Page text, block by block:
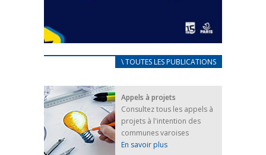
CARNET D’ACCUEIL
25 avril 2022
Afin d’accompagner au mieux les réfugiés
ukrainiens arrivés en France,...
FEUILLETER
\ TOUTES LES PUBLICATIONS
Appels à projets
Consultez tous les appels à
projets à l'intention des
communes varoises
En savoir plus